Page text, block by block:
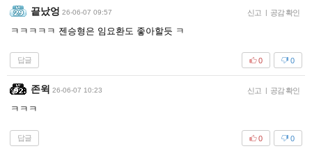
끝났엉 26-06-07 09:57 신고 | 공감 확인
ㅋㅋㅋㅋㅋ 젠승형은 임요환도 좋아할듯 ㅋ
답글 0
0
존윅 26-06-07 10:23 신고 | 공감 확인
ㅋㅋㅋ
답글 0
0